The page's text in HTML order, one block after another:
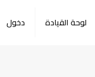
لوحة القيادة دخول